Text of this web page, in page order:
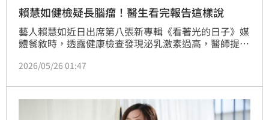
賴慧如健檢疑長腦瘤！醫生看完報告這樣說
藝人賴慧如近日出席第八張新專輯《看著光的日子》媒
體餐敘時，透露健康檢查發現泌乳激素過高，醫師提醒
認是否有腫瘤狀況。她也提到，這次檢查同時發現巧克
2026/05/26 01:47